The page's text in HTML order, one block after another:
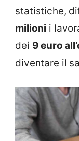
statistiche,
milioni i
dei 9 euro
diventare il